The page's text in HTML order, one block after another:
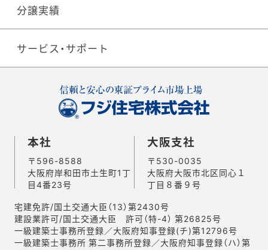
分譲実績
サービス・サポート
本社
〒596-8588
大阪府岸和田市土生町1丁
目4番23号
大阪支社
〒530-0035
大阪府大阪市北区同心１
丁目８番９号
宅建免許/国土交通大臣（13）第2430号
建設業許可/国土交通大臣 許可（特-4） 第26825号
一級建築士事務所登録／大阪府知事登録(チ)第12796号
一級建築士事務所 第二事務所登録／大阪府知事登録（ハ）第